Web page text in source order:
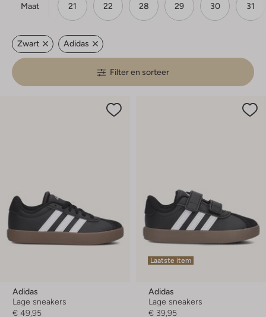
Maat 21 22 28 29 30 31
Zwart Adidas
Filter en sorteer
Adidas
Lage sneakers
€ 49,95
Laatste item
Adidas
Lage sneakers
€ 39,95